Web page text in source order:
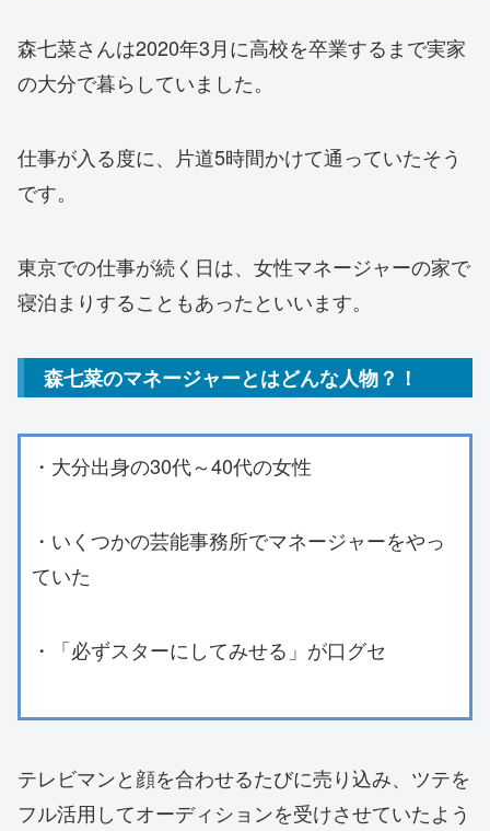
森七菜さんは2020年3月に高校を卒業するまで実家
の大分で暮らしていました。
仕事が入る度に、片道5時間かけて通っていたそう
です。
東京での仕事が続く日は、女性マネージャーの家で
寝泊まりすることもあったといいます。
森七菜のマネージャーとはどんな人物？！
・大分出身の30代～40代の女性
・いくつかの芸能事務所でマネージャーをやっ
ていた
・「必ずスターにしてみせる」が口グセ
テレビマンと顔を合わせるたびに売り込み、ツテを
フル活用してオーディションを受けさせていたよう